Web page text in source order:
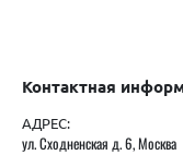
Контактная
АДРЕС:
ул. Сходненская д. 6, Москва